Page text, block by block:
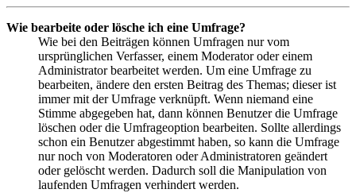
Wie bearbeite oder lösche ich eine Umfrage?
Wie bei den Beiträgen können Umfragen nur vom
ursprünglichen Verfasser, einem Moderator oder einem
Administrator bearbeitet werden. Um eine Umfrage zu
bearbeiten, ändere den ersten Beitrag des Themas; dieser ist
immer mit der Umfrage verknüpft. Wenn niemand eine
Stimme abgegeben hat, dann können Benutzer die Umfrage
löschen oder die Umfrageoption bearbeiten. Sollte allerdings
schon ein Benutzer abgestimmt haben, so kann die Umfrage
nur noch von Moderatoren oder Administratoren geändert
oder gelöscht werden. Dadurch soll die Manipulation von
laufenden Umfragen verhindert werden.